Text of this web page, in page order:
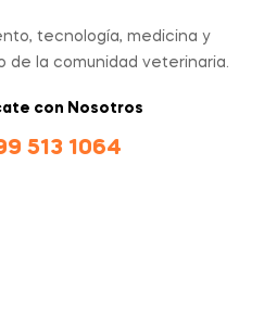
tecnología, medicina y
de la comunidad veterinaria.
con Nosotros
513 1064